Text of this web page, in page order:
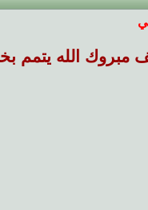
مبروك الله يتمم